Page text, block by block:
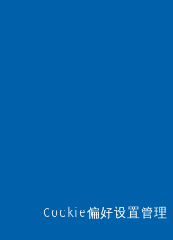
Cookie偏好设置管理